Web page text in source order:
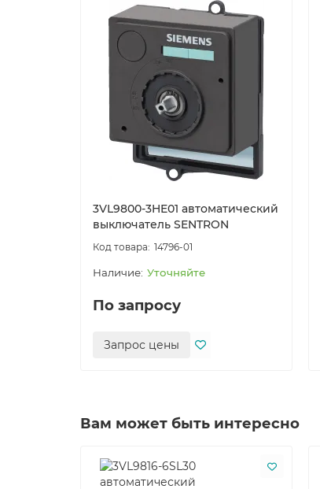
3VL9800-3HE01 автоматический
выключатель SENTRON
14796-01
Уточняйте
По запросу
Запрос цены
Вам может быть интересно